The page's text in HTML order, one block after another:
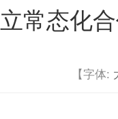
常态化合
【字体: